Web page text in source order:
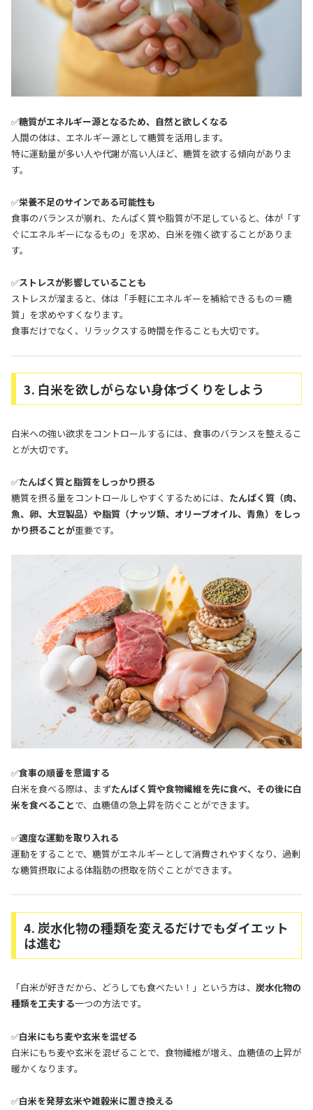
✅糖質がエネルギー源となるため、自然と欲しくなる
人間の体は、エネルギー源として糖質を活用します。
特に運動量が多い人や代謝が高い人ほど、糖質を欲する傾向がありま
す。
✅栄養不足のサインである可能性も
食事のバランスが崩れ、たんぱく質や脂質が不足していると、体が「す
ぐにエネルギーになるもの」を求め、白米を強く欲することがありま
す。
✅ストレスが影響していることも
ストレスが溜まると、体は「手軽にエネルギーを補給できるもの＝糖
質」を求めやすくなります。
食事だけでなく、リラックスする時間を作ることも大切です。
3. 白米を欲しがらない身体づくりをしよう
白米への強い欲求をコントロールするには、食事のバランスを整えるこ
とが大切です。
✅たんぱく質と脂質をしっかり摂る
糖質を摂る量をコントロールしやすくするためには、 たんぱく質（肉、
魚、卵、大豆製品）や脂質（ナッツ類、オリーブオイル、青魚）をしっ
かり摂ることが重要です。
✅食事の順番を意識する
白米を食べる際は、まずたんぱく質や食物繊維を先に食べ、その後に白
米を食べることで、血糖値の急上昇を防ぐことができます。
✅適度な運動を取り入れる
運動をすることで、糖質がエネルギーとして消費されやすくなり、過剰
な糖質摂取による体脂肪の摂取を防ぐことができます。
4. 炭水化物の種類を変えるだけでもダイエット
は進む
「白米が好きだから、どうしても食べたい！」という方は、 炭水化物の
種類を工夫する一つの方法です。
✅白米にもち麦や玄米を混ぜる
白米にもち麦や玄米を混ぜることで、食物繊維が増え、血糖値の上昇が
暖かくなります。
✅白米を発芽玄米や雑穀米に置き換える